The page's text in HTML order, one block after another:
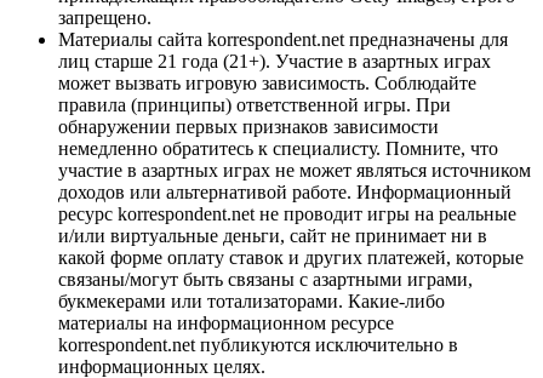
запрещено.
Материалы сайта korrespondent.net предназначены для
лиц старше 21 года (21+). Участие в азартных играх
может вызвать игровую зависимость. Соблюдайте
правила (принципы) ответственной игры. При
обнаружении первых признаков зависимости
немедленно обратитесь к специалисту. Помните, что
участие в азартных играх не может являться источником
доходов или альтернативой работе. Информационный
ресурс korrespondent.net не проводит игры на реальные
и/или виртуальные деньги, сайт не принимает ни в
какой форме оплату ставок и других платежей, которые
связаны/могут быть связаны с азартными играми,
букмекерами или тотализаторами. Какие-либо
материалы на информационном ресурсе
korrespondent.net публикуются исключительно в
информационных целях.